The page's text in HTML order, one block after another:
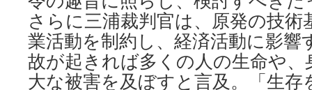
さらに三浦裁判官は、原発の技術
業活動を制約し、経済活動に影響
故が起きれば多くの人の生命や、
大な被害を及ぼすと言及。「生存